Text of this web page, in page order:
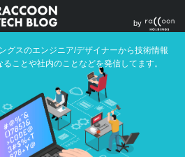
グスのエンジニア/デザイナーから技術情報
ことや社内のことなどを発信してます。
by